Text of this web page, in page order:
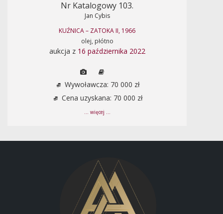
Nr Katalogowy 103.
Jan Cybis
KUŹNICA – ZATOKA II, 1966
olej, płótno
aukcja z 16 października 2022
Wywoławcza: 70 000 zł
Cena uzyskana: 70 000 zł
... więcej ...